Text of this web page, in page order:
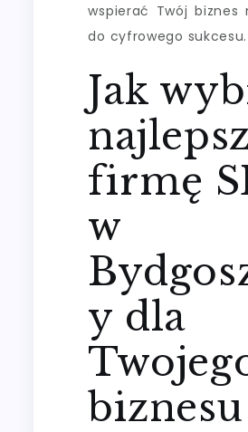
wspierać Twój biznes
do cyfrowego sukcesu.
Jak
firmę
w
y dla
biznesu